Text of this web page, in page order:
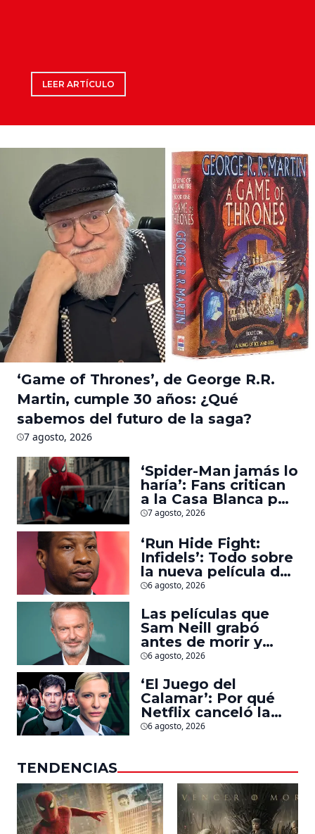
LEER ARTÍCULO
‘Game of Thrones’, de George R.R.
Martin, cumple 30 años: ¿Qué
sabemos del futuro de la saga?
7 agosto, 2026
‘Spider-Man jamás lo
haría’: Fans critican
a la Casa Blanca por
usar al héroe para
deportaciones
7 agosto, 2026
‘Run Hide Fight:
Infidels’: Todo sobre
la nueva película de
Jonathan Majors en
islamistas radicales
6 agosto, 2026
Las películas que
Sam Neill grabó
antes de morir y
llegarán pronto a
6 agosto, 2026
‘El Juego del
Calamar’: Por qué
Netflix canceló la
serie de David
Unidos
6 agosto, 2026
TENDENCIAS